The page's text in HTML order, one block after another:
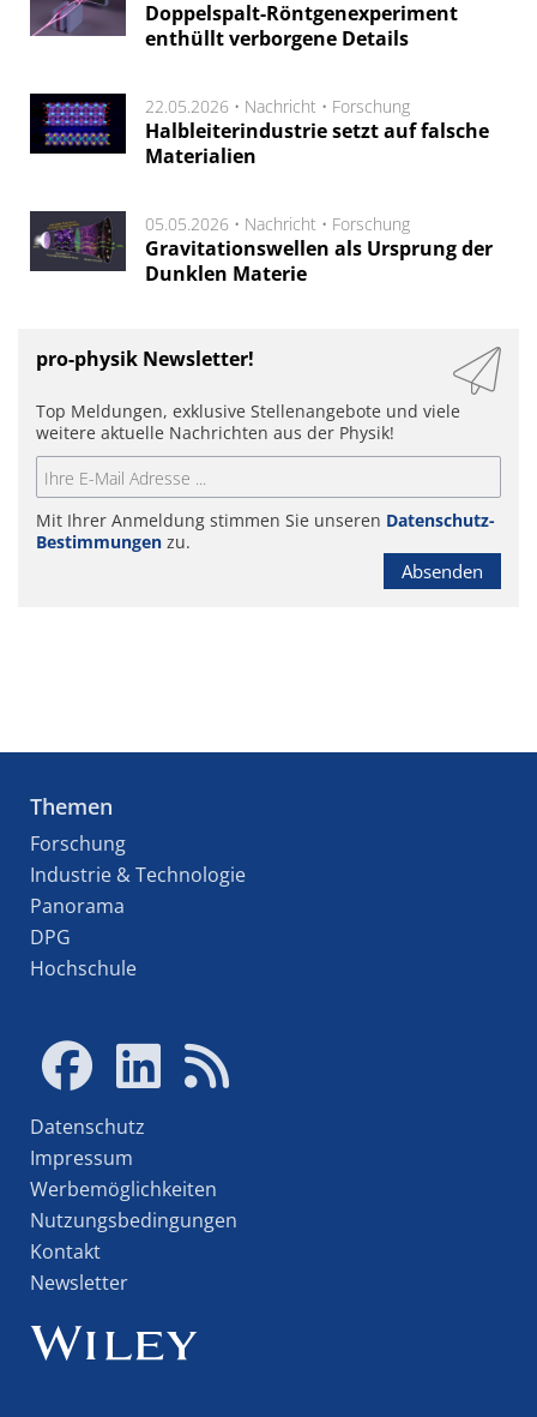
Doppelspalt-Röntgenexperiment
enthüllt verborgene Details
22.05.2026 • Nachricht • Forschung
Halbleiterindustrie setzt auf falsche
Materialien
05.05.2026 • Nachricht • Forschung
Gravitationswellen als Ursprung der
Dunklen Materie
pro-physik Newsletter!
Top Meldungen, exklusive Stellenangebote und viele
weitere aktuelle Nachrichten aus der Physik!
Mit Ihrer Anmeldung stimmen Sie unseren Datenschutz-
Bestimmungen zu.
Absenden
Themen
Forschung
Industrie & Technologie
Panorama
DPG
Hochschule
Datenschutz
Impressum
Werbemöglichkeiten
Nutzungsbedingungen
Kontakt
Newsletter